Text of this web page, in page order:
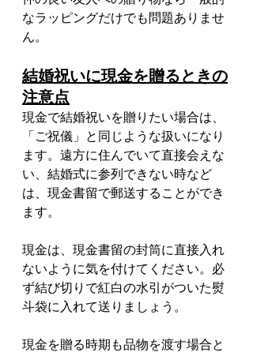
なラッピングだけでも問題ありませ
ん。
結婚祝いに現金を贈るときの
注意点
現金で結婚祝いを贈りたい場合は、
「ご祝儀」と同じような扱いになり
ます。遠方に住んでいて直接会えな
い、結婚式に参列できない時など
は、現金書留で郵送することができ
ます。
現金は、現金書留の封筒に直接入れ
ないように気を付けてください。必
ず結び切りで紅白の水引がついた熨
斗袋に入れて送りましょう。
現金を贈る時期も品物を渡す場合と